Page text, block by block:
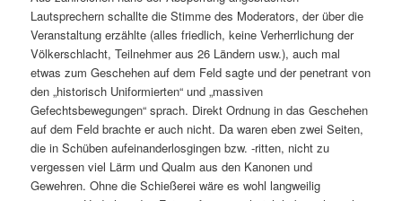
Lautsprechern schallte die Stimme des Moderators, der über die
Veranstaltung erzählte (alles fried­lich, keine Verherrlichung der
Völkerschlacht, Teilnehmer aus 26 Ländern usw.), auch mal
etwas zum Geschehen auf dem Feld sagte und der pene­trant von
den „histo­risch Uniformierten“ und „massiven
Gefechtsbewegungen“ sprach. Direkt Ordnung in das Geschehen
auf dem Feld brachte er auch nicht. Da waren eben zwei Seiten,
die in Schüben aufein­an­der­los­gingen bzw. -ritten, nicht zu
vergessen viel Lärm und Qualm aus den Kanonen und
Gewehren. Ohne die Schießerei wäre es wohl lang­weilig